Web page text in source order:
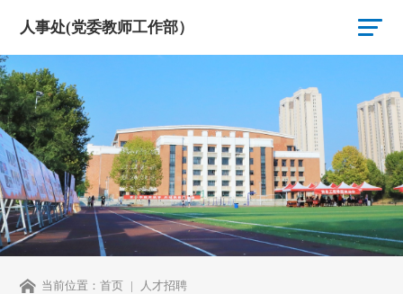
人事处(党委教师工作部）
当前位置：首页 人才招聘